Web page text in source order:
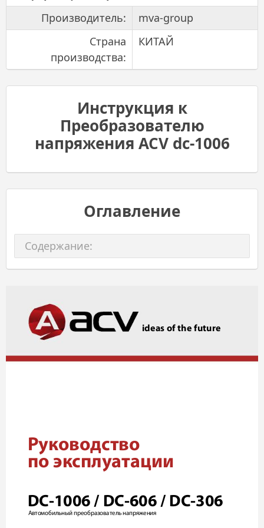
Производитель:
mva-group
Страна
производства:
КИТАЙ
Инструкция к
Преобразователю
напряжения ACV dc-1006
Оглавление
Содержание:
ideas of the future
Руководство
по эксплуатации
DC-1006 / DC-606 / DC-306
Автомобильный преобразователь напряжения